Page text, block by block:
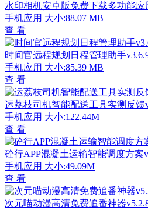
水印相机安卓版免费下载多功能应
手机应用 大小:88.07 MB
查 看
时间官远程规划日程管理助手
手机应用 大小:85.39 MB
查 看
运荔枝司机智能配送工具实测反馈
手机应用 大小:122.44M
查 看
砼行APP混凝土运输智能调度方案
手机应用 大小:49.09M
查 看
次元喵动漫高清免费追番神器